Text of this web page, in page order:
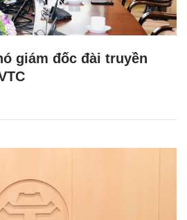
giám đốc đài truyền